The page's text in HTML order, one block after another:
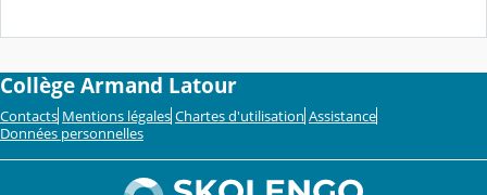
Collège Armand Latour
Contacts Mentions légales Chartes d'utilisation Assistance
Données personnelles